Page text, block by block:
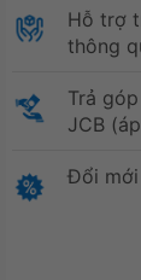
Hỗ trợ
thông
Trả
JCB
Đổi mới